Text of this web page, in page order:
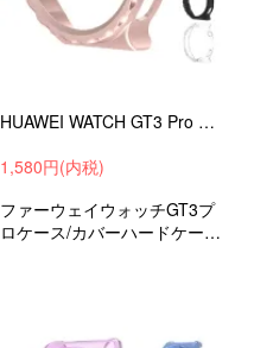
HUAWEI WATCH GT3 Pro ケース 43mm カバー クリア 保護ケース/カバー ファーウェイウォッチ GT3 プロ シンプル ハードケース
1,580円(内税)
ファーウェイウォッチGT3プ
ロケース/カバーハードケース/